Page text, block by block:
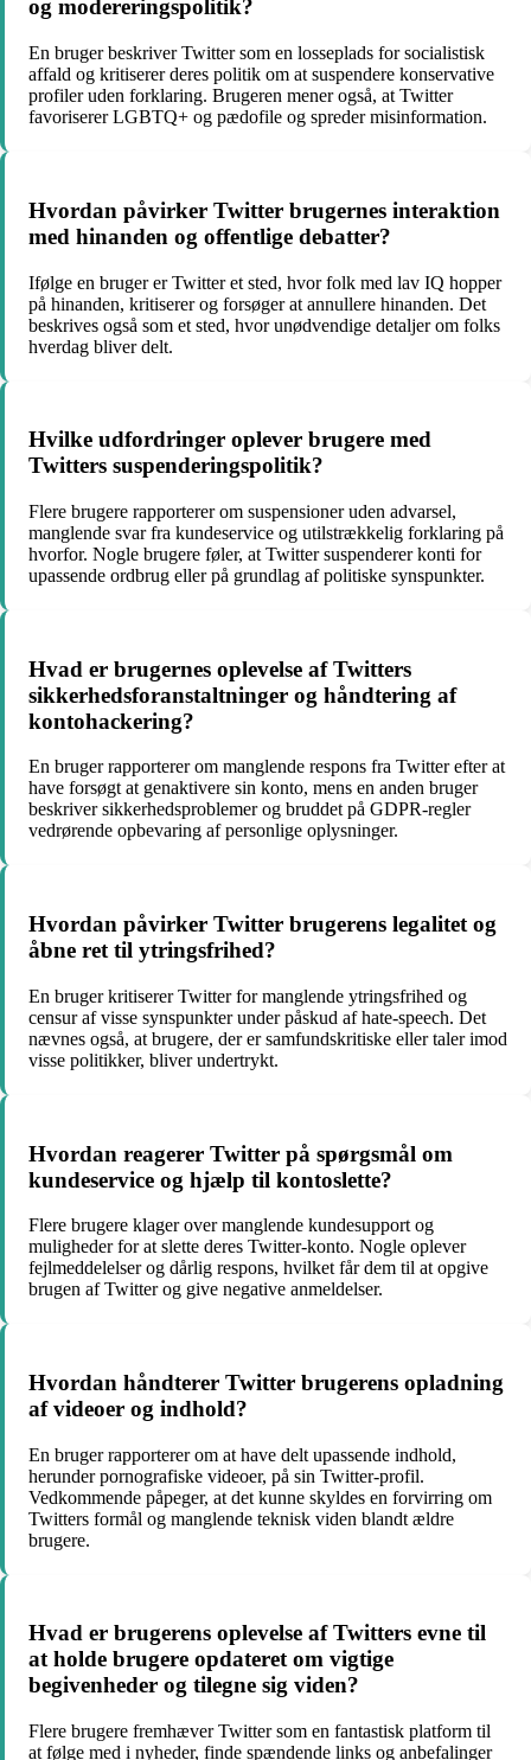
og modereringspolitik?
En bruger beskriver Twitter som en losseplads for socialistisk
affald og kritiserer deres politik om at suspendere konservative
profiler uden forklaring. Brugeren mener også, at Twitter
favoriserer LGBTQ+ og pædofile og spreder misinformation.
Hvordan påvirker Twitter brugernes interaktion
med hinanden og offentlige debatter?
Ifølge en bruger er Twitter et sted, hvor folk med lav IQ hopper
på hinanden, kritiserer og forsøger at annullere hinanden. Det
beskrives også som et sted, hvor unødvendige detaljer om folks
hverdag bliver delt.
Hvilke udfordringer oplever brugere med
Twitters suspenderingspolitik?
Flere brugere rapporterer om suspensioner uden advarsel,
manglende svar fra kundeservice og utilstrækkelig forklaring på
hvorfor. Nogle brugere føler, at Twitter suspenderer konti for
upassende ordbrug eller på grundlag af politiske synspunkter.
Hvad er brugernes oplevelse af Twitters
sikkerhedsforanstaltninger og håndtering af
kontohackering?
En bruger rapporterer om manglende respons fra Twitter efter at
have forsøgt at genaktivere sin konto, mens en anden bruger
beskriver sikkerhedsproblemer og bruddet på GDPR-regler
vedrørende opbevaring af personlige oplysninger.
Hvordan påvirker Twitter brugerens legalitet og
åbne ret til ytringsfrihed?
En bruger kritiserer Twitter for manglende ytringsfrihed og
censur af visse synspunkter under påskud af hate-speech. Det
nævnes også, at brugere, der er samfundskritiske eller taler imod
visse politikker, bliver undertrykt.
Hvordan reagerer Twitter på spørgsmål om
kundeservice og hjælp til kontoslette?
Flere brugere klager over manglende kundesupport og
muligheder for at slette deres Twitter-konto. Nogle oplever
fejlmeddelelser og dårlig respons, hvilket får dem til at opgive
brugen af Twitter og give negative anmeldelser.
Hvordan håndterer Twitter brugerens opladning
af videoer og indhold?
En bruger rapporterer om at have delt upassende indhold,
herunder pornografiske videoer, på sin Twitter-profil.
Vedkommende påpeger, at det kunne skyldes en forvirring om
Twitters formål og manglende teknisk viden blandt ældre
brugere.
Hvad er brugerens oplevelse af Twitters evne til
at holde brugere opdateret om vigtige
begivenheder og tilegne sig viden?
Flere brugere fremhæver Twitter som en fantastisk platform til
at følge med i nyheder, finde spændende links og anbefalinger